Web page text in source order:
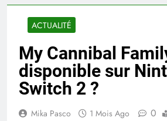
ACTUALITÉ
My Cannibal
disponible sur
Switch 2 ?
Mika Pasco 1 Mois Ago 0